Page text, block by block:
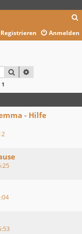
c
Anmelden
Registrieren
SUCHE
1
- Hilfe